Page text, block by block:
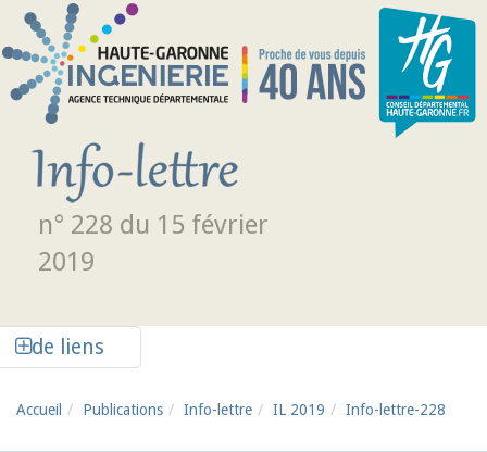
Aller au contenu principal
n° 228 du 15 février
2019
de liens
Accueil Publications Info-lettre IL 2019 Info-lettre-228